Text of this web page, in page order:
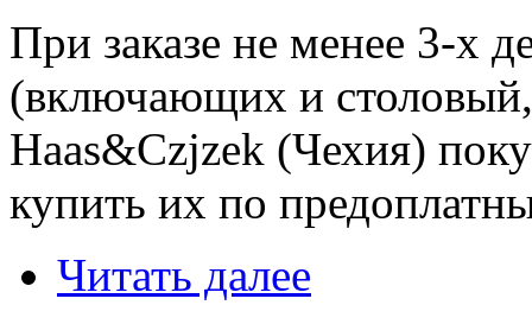
При заказе не менее 3-х
(включающих и
Haas&Czjzek (Чехия)
купить их по
Читать далее